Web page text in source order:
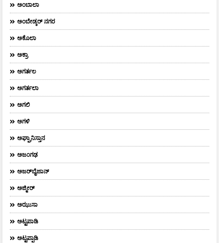
ಅಂಬಾಲಾ
ಅಂಬೇಡ್ಕರ್‌ ನಗರ
ಅಕೊಲಾ
ಅಕ್ರಾ
ಅಗರ್ತಲ
ಅಗರ್ತಲಾ
ಅಗಲಿ
ಅಗಳಿ
ಅಘ್ಘಾನಿಸ್ತಾನ
ಅಜಂಗಢ
ಅಜರ್‌ಬೈಜಾನ್
ಅಜ್ಮೀರ್
ಅಝುಸಾ
ಅಟ್ಟಪಾಡಿ
ಅಟ್ಟಪ್ಪಾಡಿ